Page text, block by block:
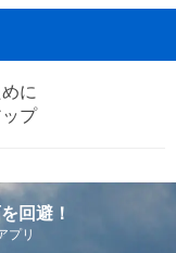
に
プ
回避！
プリ